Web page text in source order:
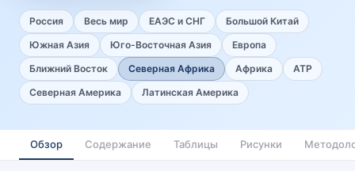
Россия Весь мир ЕАЭС и СНГ
Большой Китай
Южная Азия
Юго-Восточная Азия
Европа
Ближний Восток
Северная Африка Африка
АТР
Северная Америка
Латинская Америка
Обзор Содержание Таблицы Рисунки